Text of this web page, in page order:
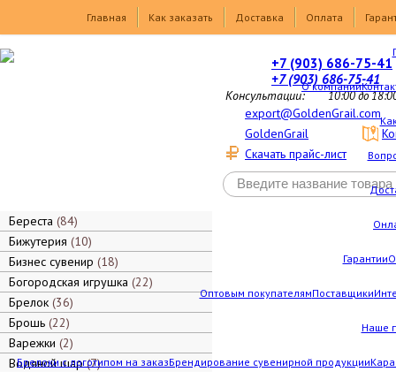
Главная
Как заказать Доставка Оплата
О компании
Гарантии
Оптовым покупателямПоставщики
Наше
Брелоки с логотипом на заказБрендирование сувенирной продукции
+7 (903) 686-75-41
+7 (903) 686-75-41
Консультации: 10:00 до
export@GoldenGrail.com
GoldenGrail
Скачать прайс-лист
Береста 84
Бижутерия 10
Бизнес сувенир 18
Богородская игрушка 22
Брелок 36
Брошь 22
Варежки 2
Водяной шар 7